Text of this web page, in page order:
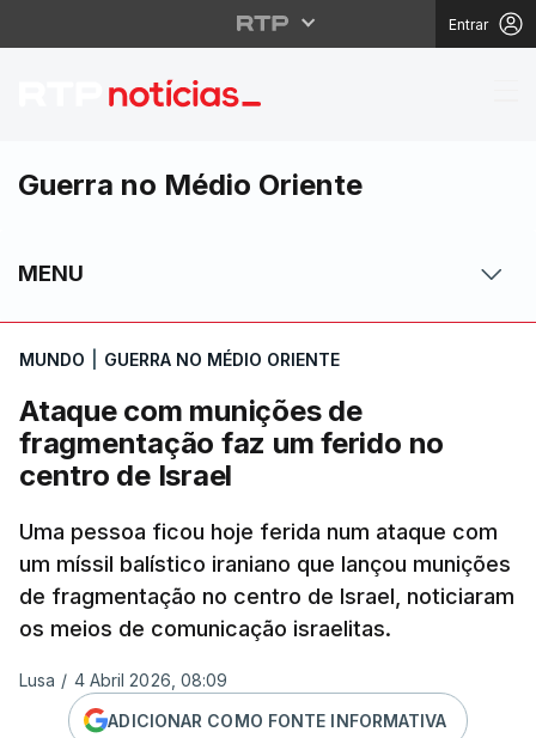
Entrar
Ataque com
Guerra no Médio Oriente
MENU
MUNDO GUERRA NO MÉDIO ORIENTE
Ataque com munições de
fragmentação faz um ferido no
centro de Israel
Uma pessoa ficou hoje ferida num ataque com
um míssil balístico iraniano que lançou munições
de fragmentação no centro de Israel, noticiaram
os meios de comunicação israelitas.
Lusa / 4 Abril 2026, 08:09
ADICIONAR COMO FONTE INFORMATIVA